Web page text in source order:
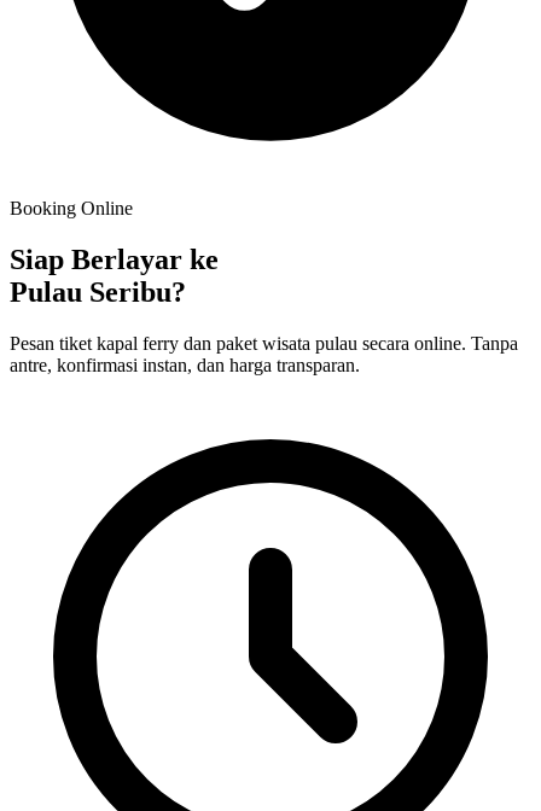
Booking Online
Siap Berlayar ke
Pulau Seribu?
Pesan tiket kapal ferry dan paket wisata pulau secara online. Tanpa
antre, konfirmasi instan, dan harga transparan.